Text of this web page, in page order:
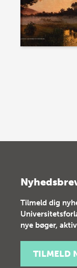
Tilmeld dig
nye bøger,
TILMELD